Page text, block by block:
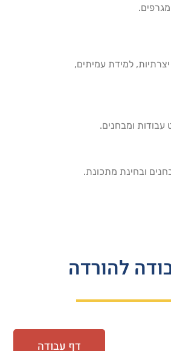
למידת עמיתים,
ומבחנים.
להורדה
דף עבודה